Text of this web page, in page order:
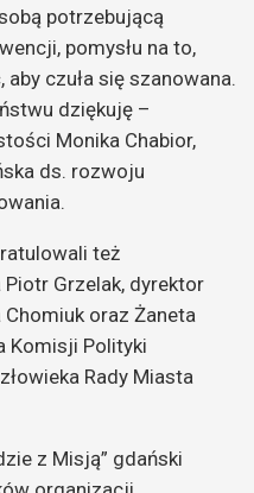
potrzebującą
pomysłu na to,
czuła się szanowana.
dziękuję –
Monika Chabior,
ds. rozwoju
też
Grzelak, dyrektor
oraz Żaneta
Komisji Polityki
Rady Miasta
z Misją” gdański